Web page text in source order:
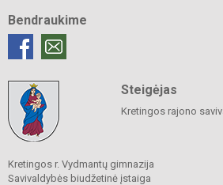
Bendraukime
Steigėjas
Kretingos rajono
Kretingos r. Vydmantų gimnazija
Savivaldybės biudžetinė įstaiga